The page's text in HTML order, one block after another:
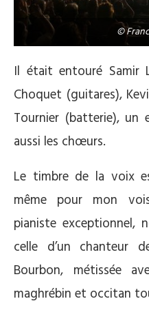
©
Il était entouré Samir
Choquet (guitares),
Tournier (batterie),
aussi les chœurs.
Le timbre de la voix
même pour mon
pianiste exceptionnel,
celle d’un chanteur
Bourbon, métissée
maghrébin et occitan